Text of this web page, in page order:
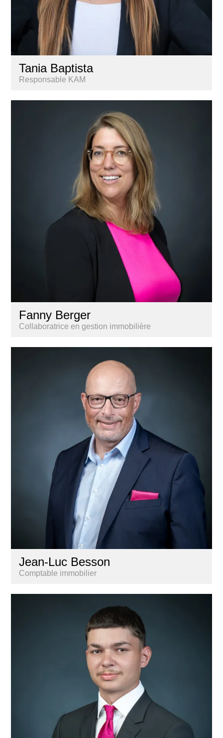
Tania Baptista
Responsable KAM
Fanny Berger
Collaboratrice en gestion immobilière
Jean-Luc Besson
Comptable immobilier